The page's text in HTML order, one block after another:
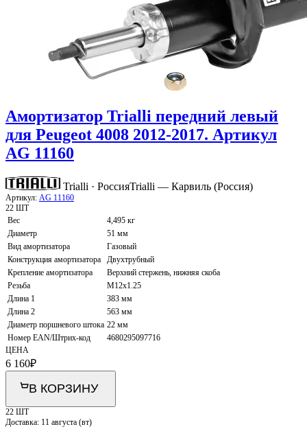
Амортизатор Trialli передний левый
для Peugeot 4008 2012-2017. Артикул
AG 11160
Trialli · РоссияTrialli — Карвиль (Россия)
Артикул: AG 11160
22 ШТ
Вес
4,495 кг
Диаметр
51 мм
Вид амортизатора
Газовый
Конструкция амортизатора
Двухтрубный
Крепление амортизатора
Верхний стержень, нижняя скоба
Резьба
M12x1.25
Длина 1
383 мм
Длина 2
563 мм
Диаметр поршневого штока 22 мм
Номер EAN/Штрих-код
4680295097716
ЦЕНА
6 160₽
В КОРЗИНУ
22 ШТ
Доставка: 11 августа (вт)